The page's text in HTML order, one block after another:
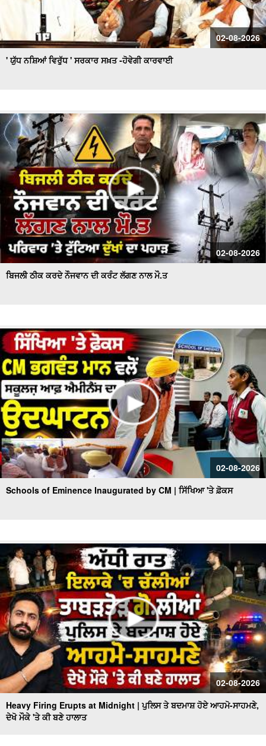
02-08-2026
' ਯੁੱਧ ਨਸ਼ਿਆਂ ਵਿਰੁੱਧ ' ਸਰਕਾਰ ਸਖ਼ਤ -ਹੋਵੇਗੀ ਕਾਰਵਾਈ
02-08-2026
ਬਿਜਲੀ ਠੀਕ ਕਰਦੇ ਨੌਜਵਾਨ ਦੀ ਕਰੰਟ ਲੱਗਣ ਨਾਲ ਮੌ.ਤ
02-08-2026
Schools of Eminence Inaugurated by CM | ਸਿੱਖਿਆ 'ਤੇ ਫ਼ੋਕਸ
02-08-2026
Heavy Firing Erupts at Midnight | ਪੁਲਿਸ ਤੇ ਬਦਮਾਸ਼ ਹੋਏ ਆਹਮੋ-ਸਾਹਮਣੇ,
ਦੇਖੋ ਮੌਕੇ 'ਤੇ ਕੀ ਬਣੇ ਹਾਲਾਤ